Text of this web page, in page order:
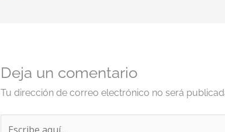
Deja un comentario
Tu dirección de correo electrónico no será